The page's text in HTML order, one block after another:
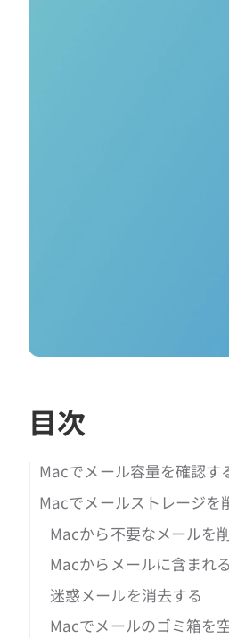
目次
Macでメール容量を確認す
Macでメールストレージを
Macから不要なメールを
Macからメールに含まれ
迷惑メールを消去する
Macでメールのゴミ箱を